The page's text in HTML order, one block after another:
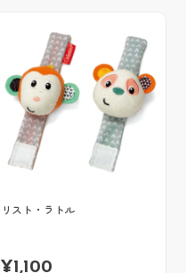
リスト・ラトル
¥1,100